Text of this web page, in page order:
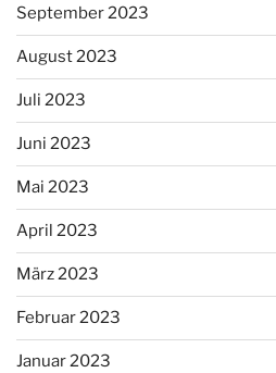
September 2023
August 2023
Juli 2023
Juni 2023
Mai 2023
April 2023
März 2023
Februar 2023
Januar 2023